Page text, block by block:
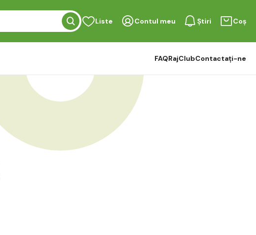
Liste Contul meu Știri Coș
FAQRajClubContactați-ne